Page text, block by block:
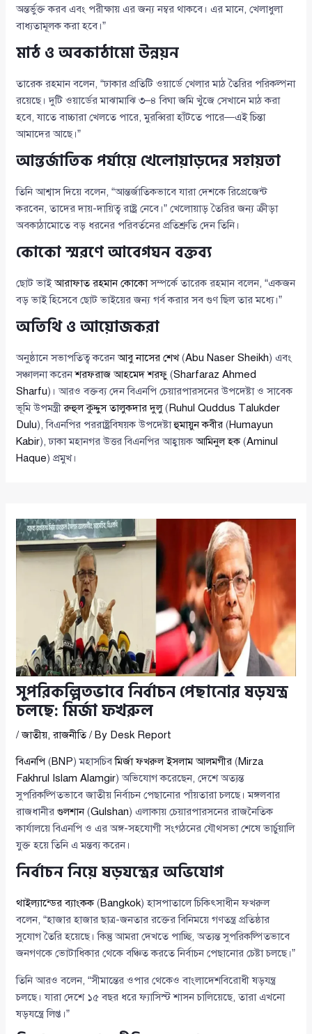
অন্তর্ভুক্ত করব এবং পরীক্ষায় এর জন্য নম্বর থাকবে। এর মানে, খেলাধুলা
বাধ্যতামূলক করা হবে।”
মাঠ ও অবকাঠামো উন্নয়ন
তারেক রহমান বলেন, “ঢাকার প্রতিটি ওয়ার্ডে খেলার মাঠ তৈরির পরিকল্পনা
রয়েছে। দুটি ওয়ার্ডের মাঝামাঝি ৩–৪ বিঘা জমি খুঁজে সেখানে মাঠ করা
হবে, যাতে বাচ্চারা খেলতে পারে, মুরব্বিরা হাঁটতে পারে—এই চিন্তা
আমাদের আছে।”
আন্তর্জাতিক পর্যায়ে খেলোয়াড়দের সহায়তা
তিনি আশ্বাস দিয়ে বলেন, “আন্তর্জাতিকভাবে যারা দেশকে রিপ্রেজেন্ট
করবেন, তাদের দায়-দায়িত্ব রাষ্ট্র নেবে।” খেলোয়াড় তৈরির জন্য ক্রীড়া
অবকাঠামোতে বড় ধরনের পরিবর্তনের প্রতিশ্রুতি দেন তিনি।
কোকো স্মরণে আবেগঘন বক্তব্য
ছোট ভাইআরাফাত রহমান কোকোসম্পর্কে তারেক রহমান বলেন, “একজন
বড় ভাই হিসেবে ছোট ভাইয়ের জন্য গর্ব করার সব গুণ ছিল তার মধ্যে।”
অতিথি ও আয়োজকরা
অনুষ্ঠানে সভাপতিত্ব করেনআবু নাসের শেখ(Abu Naser Sheikh) এবং
সঞ্চালনা করেনশরফরাজ আহমেদ শরফু (Sharfaraz Ahmed
Sharfu)। আরও বক্তব্য দেন বিএনপি চেয়ারপারসনের উপদেষ্টা ও সাবেক
ভূমি উপমন্ত্রীরুহুল কুদ্দুস তালুকদার দুলু( Ruhul Quddus Talukder
Dulu), বিএনপির পররাষ্ট্রবিষয়ক উপদেষ্টাহুমায়ুন কবীর (Humayun
Kabir), ঢাকা মহানগর উত্তর বিএনপির আহ্বায়কআমিনুল হক(Aminul
Haque) প্রমুখ।
সুপরিকল্পিতভাবে নির্বাচন পেছানোর ষড়যন্ত্র
চলছে: মির্জা ফখরুল
/জাতীয়,রাজনীতি/ By Desk Report
বিএনপি (BNP) মহাসচিবমির্জা ফখরুল ইসলাম আলমগীর (Mirza
Fakhrul Islam Alamgir) অভিযোগ করেছেন, দেশে অত্যন্ত
সুপরিকল্পিতভাবে জাতীয় নির্বাচন পেছানোর পাঁয়তারা চলছে। মঙ্গলবার
রাজধানীরগুলশান(Gulshan) এলাকায় চেয়ারপারসনের রাজনৈতিক
কার্যালয়ে বিএনপি ও এর অঙ্গ-সহযোগী সংগঠনের যৌথসভা শেষে ভার্চুয়ালি
যুক্ত হয়ে তিনি এ মন্তব্য করেন।
নির্বাচন নিয়ে ষড়যন্ত্রের অভিযোগ
থাইল্যান্ডের ব্যাংকক(Bangkok) হাসপাতালে চিকিৎসাধীন ফখরুল
বলেন, “হাজার হাজার ছাত্র-জনতার রক্তের বিনিময়ে গণতন্ত্র প্রতিষ্ঠার
সুযোগ তৈরি হয়েছে। কিন্তু আমরা দেখতে পাচ্ছি, অত্যন্ত সুপরিকল্পিতভাবে
জনগণকে ভোটাধিকার থেকে বঞ্চিত করতে নির্বাচন পেছানোর চেষ্টা চলছে।”
তিনি আরও বলেন, “সীমান্তের ওপার থেকেও বাংলাদেশবিরোধী ষড়যন্ত্র
চলছে। যারা দেশে ১৫ বছর ধরে ফ্যাসিস্ট শাসন চালিয়েছে, তারা এখনো
ষড়যন্ত্রে লিপ্ত।”